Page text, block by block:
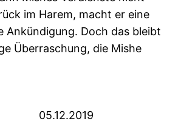
im Harem, macht er eine
Ankündigung. Doch das bleibt
Überraschung, die Mishe
05.12.2019